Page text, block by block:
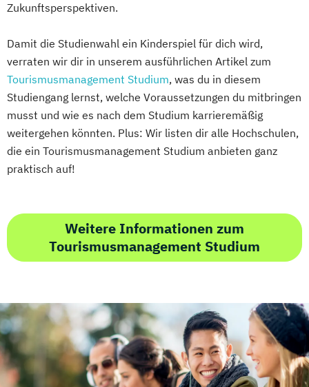
Zukunftsperspektiven.
Damit die Studienwahl ein Kinderspiel für dich wird,
verraten wir dir in unserem ausführlichen Artikel zum
Tourismusmanagement Studium, was du in diesem
Studiengang lernst, welche Voraussetzungen du mitbringen
musst und wie es nach dem Studium karrieremäßig
weitergehen könnten. Plus: Wir listen dir alle Hochschulen,
die ein Tourismusmanagement Studium anbieten ganz
praktisch auf!
Weitere Informationen zum
Tourismusmanagement Studium